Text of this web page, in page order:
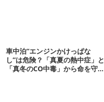
車中泊“エンジンかけっぱな
し”は危険？「真夏の熱中症」と
「真冬のCO中毒」から命を守る